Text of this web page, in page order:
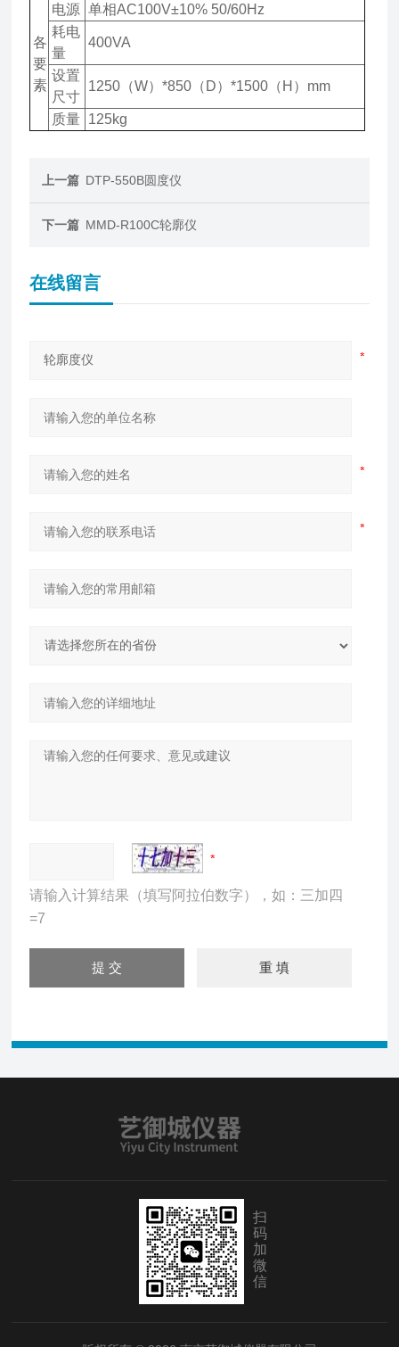
各
要
素
电源 单相AC100V±10% 50/60Hz
耗电
量
400VA
设置
尺寸
1250（W）*850（D）*1500（H）mm
质量 125kg
上一篇 DTP-550B圆度仪
下一篇 MMD-R100C轮廓仪
在线留言
请输入计算结果（填写阿拉伯数字），如：三加四
=7
扫
码
加
微
信